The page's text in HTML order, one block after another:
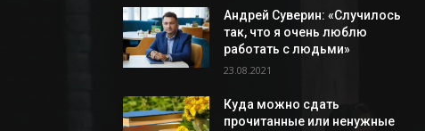
Андрей Суверин: «Случилось
так, что я очень люблю
работать с людьми»
23.08.2021
Куда можно сдать
прочитанные или ненужные